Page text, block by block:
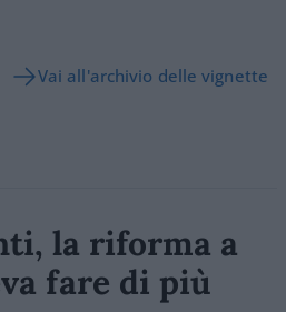
Vai all'archivio delle vignette
la riforma a
fare di più